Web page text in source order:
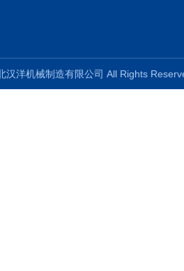
汉洋机械制造有限公司 All Rights